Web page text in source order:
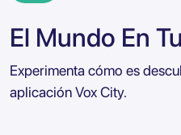
El Mundo En
Experimenta cómo es
aplicación Vox City.